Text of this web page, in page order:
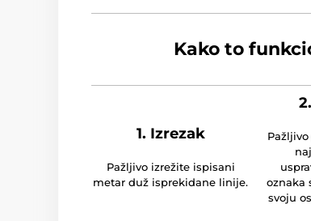
Kako to
1. Izrezak
Pažljivo izrežite ispisani
metar duž isprekidane linije.
oznaka
svoju